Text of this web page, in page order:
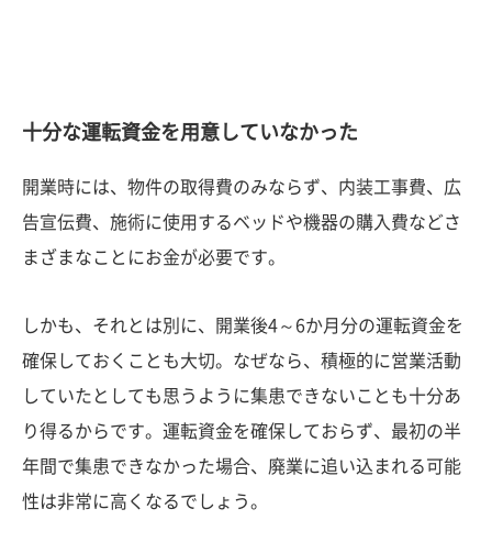
十分な運転資金を用意していなかった
開業時には、物件の取得費のみならず、内装工事費、広
告宣伝費、施術に使用するベッドや機器の購入費などさ
まざまなことにお金が必要です。
しかも、それとは別に、開業後4～6か月分の運転資金を
確保しておくことも大切。なぜなら、積極的に営業活動
していたとしても思うように集患できないことも十分あ
り得るからです。運転資金を確保しておらず、最初の半
年間で集患できなかった場合、廃業に追い込まれる可能
性は非常に高くなるでしょう。